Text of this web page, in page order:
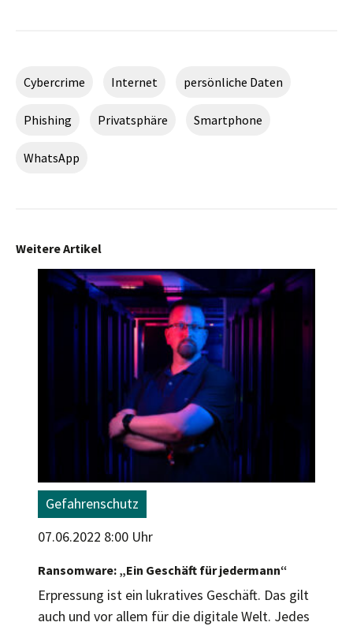
Cybercrime Internet persönliche Daten
Phishing Privatsphäre Smartphone
WhatsApp
Weitere Artikel
Gefahrenschutz
07.06.2022 8:00 Uhr
Ransomware: „Ein Geschäft für jedermann“
Erpressung ist ein lukratives Geschäft. Das gilt
auch und vor allem für die digitale Welt. Jedes